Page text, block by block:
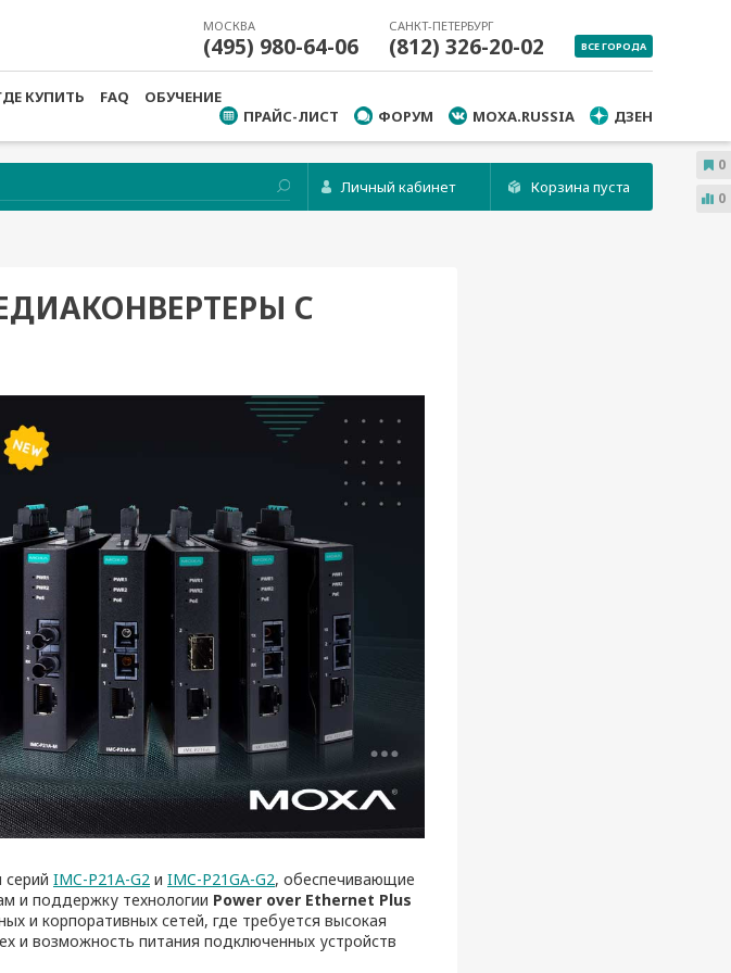
МОСКВА
(495) 980-64-06
САНКТ-ПЕТЕРБУРГ
(812) 326-20-02 ВСЕ ГОРОДА
КУПИТЬ FAQ
ОБУЧЕНИЕ
ПРАЙС-ЛИСТ
ФОРУМ MOXA.RUSSIA ДЗЕН
Личный кабинет Корзина пуста
С
IMC-P21A-G2 и IMC-P21GA-G2, обеспечивающие
и поддержку технологии Power over Ethernet Plus
и корпоративных сетей, где требуется высокая
и возможность питания подключенных устройств
0
0